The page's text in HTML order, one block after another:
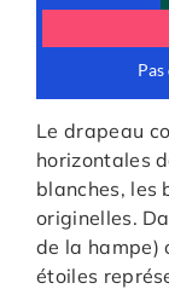
Le drapeau
horizontales
blanches, les
originelles.
de la hampe)
étoiles